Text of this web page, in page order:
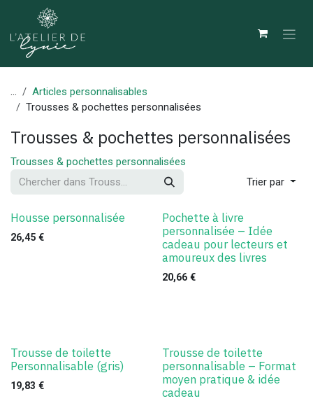
Se rendre au contenu
...
Articles personnalisables
Trousses & pochettes personnalisées
Trousses & pochettes personnalisées
Trousses & pochettes personnalisées
Trier par
Housse personnalisée
26,45 €
Pochette à livre
personnalisée – Idée
cadeau pour lecteurs et
amoureux des livres
20,66€
Trousse de toilette
Personnalisable (gris)
19,83 €
Trousse de toilette
personnalisable – Format
moyen pratique & idée
cadeau